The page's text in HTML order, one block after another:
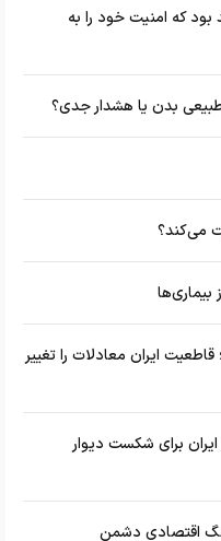
که امنیت خود را به
بدن یا هشدار جدی؟
می‌کند؟
بیماری‌ها
ایران معادلات را تغییر
برای شکست دیوار
اقتصادی دشمن